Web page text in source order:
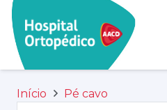
Início Pé cavo